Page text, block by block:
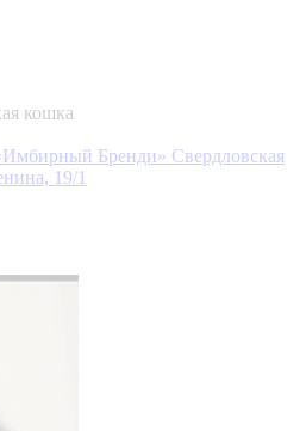
кошка
Бренди» Свердловская
19/1